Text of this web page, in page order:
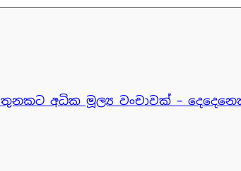
අධික මූල්‍ය වංචාවක් –